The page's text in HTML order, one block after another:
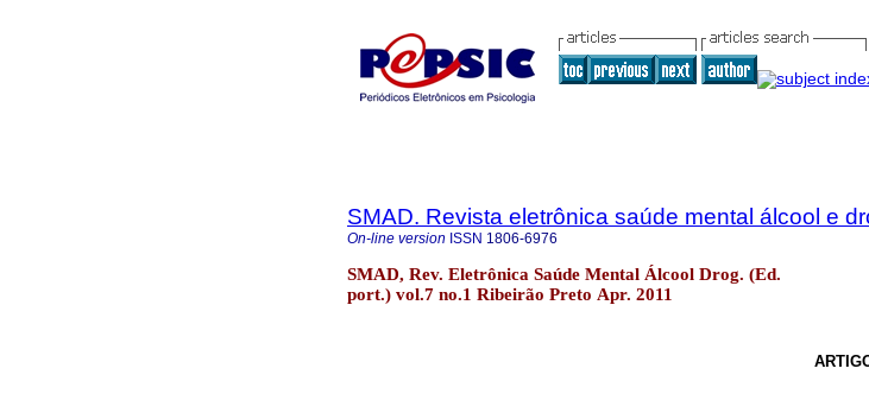
SMAD. Revista eletrônica saúde mental álcool e
On-line version ISSN 1806-6976
SMAD, Rev. Eletrônica Saúde Mental Álcool Drog. (Ed.
port.) vol.7 no.1 Ribeirão Preto Apr. 2011